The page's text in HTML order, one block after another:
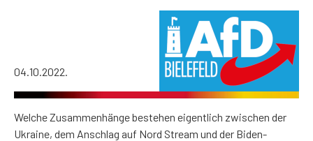
04.10.2022.
Welche Zusammenhänge bestehen eigentlich zwischen der
Ukraine, dem Anschlag auf Nord Stream und der Biden-